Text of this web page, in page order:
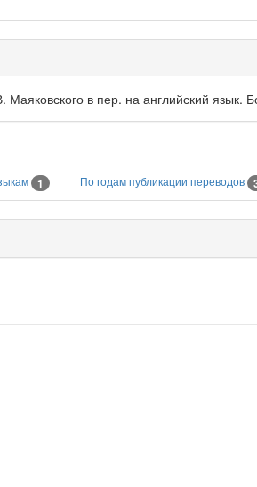
в пер. на английский язык.
1 По годам публикации переводов